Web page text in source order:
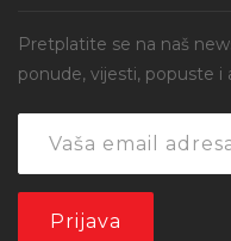
Pretplatite se na naš
ponude, vijesti, popuste i